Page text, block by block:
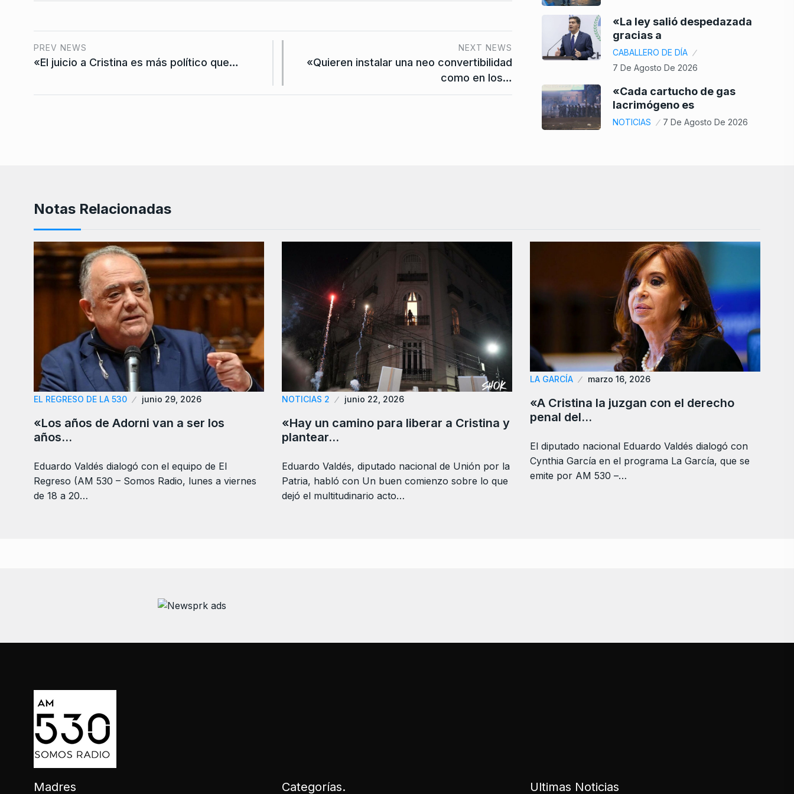
PREV NEWS
«El juicio a Cristina es más político que…
NEXT NEWS
«Quieren instalar una neo convertibilidad
como en los…
«La ley salió despedazada
gracias a
CABALLERO DE DÍA
7 De Agosto De 2026
«Cada cartucho de gas
lacrimógeno es
NOTICIAS 7 De Agosto De 2026
Notas Relacionadas
EL REGRESO DE LA 530 junio 29, 2026
«Los años de Adorni van a ser los
años…
Eduardo Valdés dialogó con el equipo de El
Regreso (AM 530 – Somos Radio, lunes a viernes
de 18 a 20…
NOTICIAS 2 junio 22, 2026
«Hay un camino para liberar a Cristina y
plantear…
Eduardo Valdés, diputado nacional de Unión por la
Patria, habló con Un buen comienzo sobre lo que
dejó el multitudinario acto…
LA GARCÍA marzo 16, 2026
«A Cristina la juzgan con el derecho
penal del…
El diputado nacional Eduardo Valdés dialogó con
Cynthia García en el programa La García, que se
emite por AM 530 –…
Madres Categorías. Ultimas Noticias